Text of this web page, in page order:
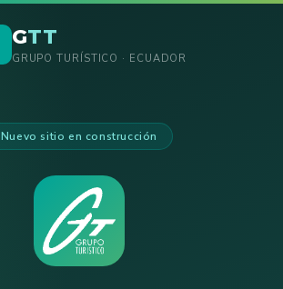
GTT
GRUPO TURÍSTICO · ECUADOR
Nuevo sitio en construcción